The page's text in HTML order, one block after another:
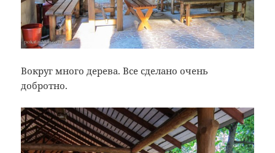
Вокруг много дерева. Все сделано очень
добротно.